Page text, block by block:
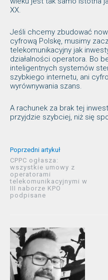
XX.
Jeśli chcemy zbudować
cyfrową Polskę, musimy
telekomunikacyjny jak
działalności operatora. Bo
inteligentnych systemów
szybkiego internetu, ani
wyrównywania szans.
A rachunek za brak tej
przyjdzie szybciej, niż się
Poprzedni artykuł
CPPC ogłasza:
wszystkie umowy z
operatorami
telekomunikacyjnymi w
III naborze KPO
podpisane